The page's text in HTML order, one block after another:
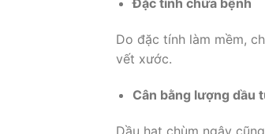
Đặc tính chữa bệnh
Do đặc tính làm mềm,
vết xước.
Cân bằng lượng dầu
Dầu hạt chùm ngây